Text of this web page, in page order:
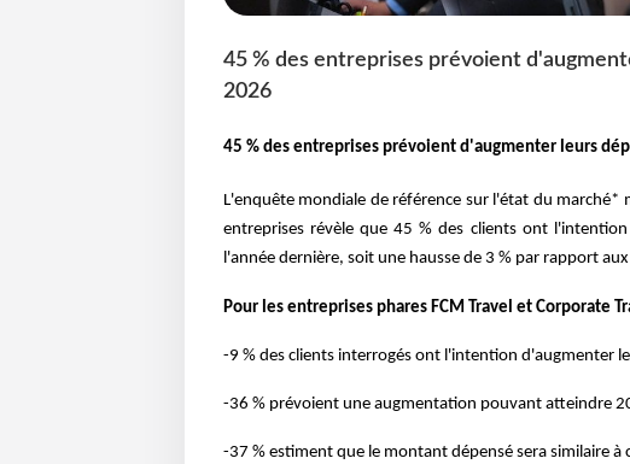
45 % des entreprises prévoient
2026
45 % des entreprises prévoient d'augmenter leurs
L'enquête mondiale de référence sur l'état du marché*
entreprises révèle que 45 % des clients ont
l'année dernière, soit une hausse de 3 % par rapport
Pour les entreprises phares FCM Travel et Corporate
-9 % des clients interrogés ont l'intention d'augmenter
-36 % prévoient une augmentation pouvant atteindre
-37 % estiment que le montant dépensé sera similaire à